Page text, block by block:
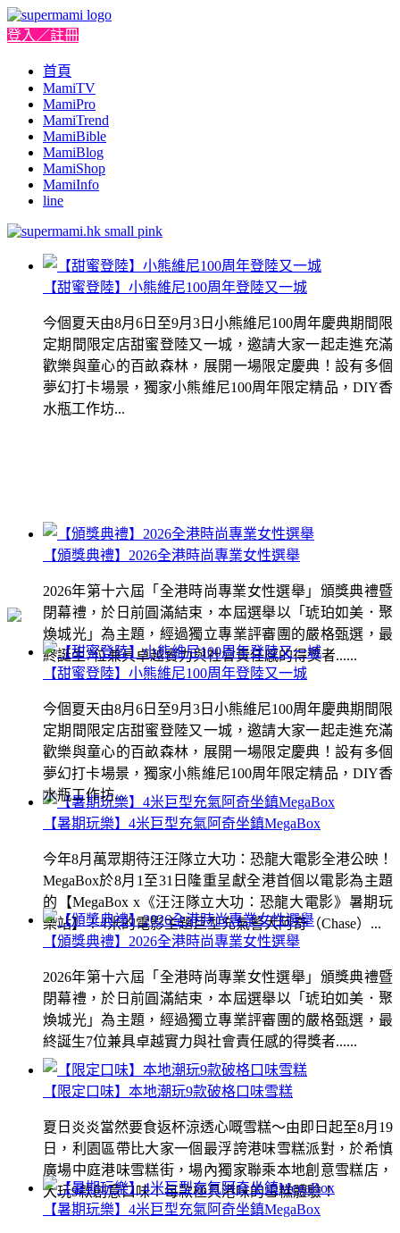
登入／註冊
首頁
MamiTV
MamiPro
MamiTrend
MamiBible
MamiBlog
MamiShop
MamiInfo
line
【甜蜜登陸】小熊維尼100周年登陸又一城
今個夏天由8月6日至9月3日小熊維尼100周年慶典期間限
定期間限定店甜蜜登陸又一城，邀請大家一起走進充滿
歡樂與童心的百畝森林，展開一場限定慶典！設有多個
夢幻打卡場景，獨家小熊維尼100周年限定精品，DIY香
水瓶工作坊...
【頒獎典禮】2026全港時尚專業女性選舉
2026年第十六屆「全港時尚專業女性選舉」頒獎典禮暨
閉幕禮，於日前圓滿結束，本屆選舉以「琥珀如美．聚
煥城光」為主題，經過獨立專業評審團的嚴格甄選，最
終誕生7位兼具卓越實力與社會責任感的得獎者......
【暑期玩樂】4米巨型充氣阿奇坐鎮MegaBox
今年8月萬眾期待汪汪隊立大功：恐龍大電影全港公映！
MegaBox於8月1至31日隆重呈獻全港首個以電影為主題
的【MegaBox x《汪汪隊立大功：恐龍大電影》暑期玩
樂站】！4米的電影主題巨型充氣警犬阿奇（Chase）...
【限定口味】本地潮玩9款破格口味雪糕
夏日炎炎當然要食返杯涼透心嘅雪糕～由即日起至8月19
日，利園區帶比大家一個最浮誇港味雪糕派對，於希慎
廣場中庭港味雪糕街，場內獨家聯乘本地創意雪糕店，
大玩9款創意口味！每款極具港味的雪糕體驗！
【甜蜜登陸】小熊維尼100周年登陸又一城
今個夏天由8月6日至9月3日小熊維尼100周年慶典期間限
定期間限定店甜蜜登陸又一城，邀請大家一起走進充滿
歡樂與童心的百畝森林，展開一場限定慶典！設有多個
夢幻打卡場景，獨家小熊維尼100周年限定精品，DIY香
水瓶工作坊...
【頒獎典禮】2026全港時尚專業女性選舉
2026年第十六屆「全港時尚專業女性選舉」頒獎典禮暨
閉幕禮，於日前圓滿結束，本屆選舉以「琥珀如美．聚
煥城光」為主題，經過獨立專業評審團的嚴格甄選，最
終誕生7位兼具卓越實力與社會責任感的得獎者......
【暑期玩樂】4米巨型充氣阿奇坐鎮MegaBox